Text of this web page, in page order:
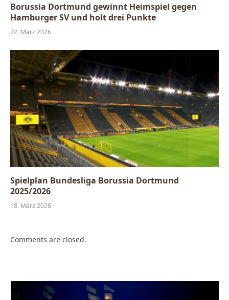
Borussia Dortmund gewinnt Heimspiel gegen
Hamburger SV und holt drei Punkte
22. März 2026
Spielplan Bundesliga Borussia Dortmund
2025/2026
18. März 2026
Comments are closed.